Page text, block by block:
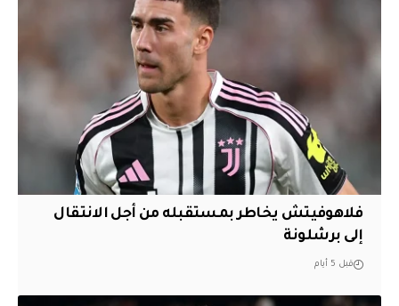
فلاهوفيتش يخاطر بمستقبله من أجل الانتقال
إلى برشلونة
قبل 5 أيام